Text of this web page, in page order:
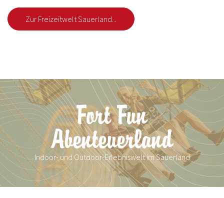
Zur Freizeitwelt Sauerland...
Fort Fun
Abenteuerland
Indoor- und Outdoor-Erlebniswelt im Sauerland